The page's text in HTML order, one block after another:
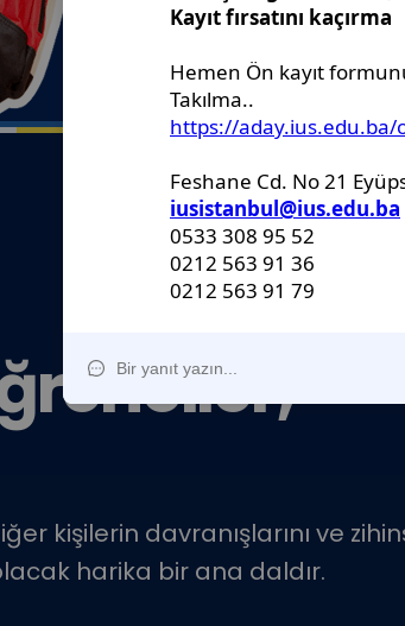
Yüksek Lisans ve Doktora
kişilerin davranışlarını ve
harika bir ana daldır.